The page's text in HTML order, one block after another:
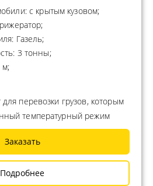
с крытым кузовом;
Газель;
3 тонны;
м;
перевозки грузов, которым
температурный режим
Заказать
Подробнее